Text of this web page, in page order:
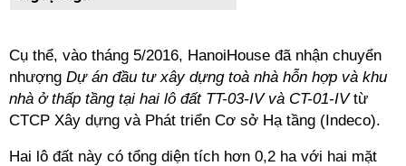
Cụ thể, vào tháng 5/2016, HanoiHouse đã nhận chuyển
nhượng Dự án đầu tư xây dựng toà nhà hỗn hợp và khu
nhà ở thấp tầng tại hai lô đất TT-03-IV và CT-01-IVtừ
CTCP Xây dựng và Phát triển Cơ sở Hạ tầng (Indeco).
Hai lô đất này có tổng diện tích hơn 0,2 ha với hai mặt